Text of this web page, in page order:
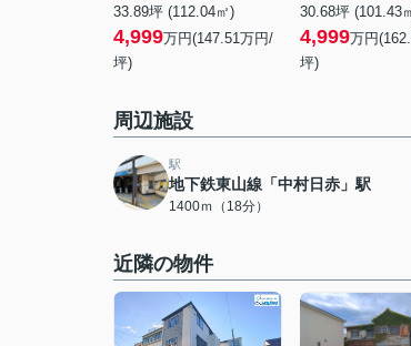
33.89坪 (112.04㎡)
4,999万円(147.51万円/
坪)
30.68坪 (101.43
4,999万円
坪)
周辺施設
駅
地下鉄東山線「中村日赤」駅
1400ｍ（18分）
近隣の物件